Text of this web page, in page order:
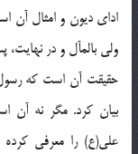
اداى ديون و امثال آن
ولى بالمآل و در نهايت،
حقيقت آن است كه
بيان كرد. مگر نه آن
على(ع) را معرفى